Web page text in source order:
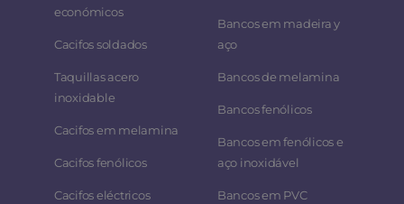
económicos
Cacifos soldados
Taquillas acero
inoxidable
Cacifos em melamina
Cacifos fenólicos
Cacifos eléctricos
Bancos em madeira y
aço
Bancos de melamina
Bancos fenólicos
Bancos em fenólicos e
aço inoxidável
Bancos em PVC